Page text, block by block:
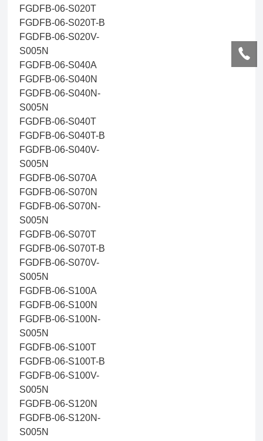
FGDFB-06-S020T
FGDFB-06-S020T-B
FGDFB-06-S020V-
S005N
FGDFB-06-S040A
FGDFB-06-S040N
FGDFB-06-S040N-
S005N
FGDFB-06-S040T
FGDFB-06-S040T-B
FGDFB-06-S040V-
S005N
FGDFB-06-S070A
FGDFB-06-S070N
FGDFB-06-S070N-
S005N
FGDFB-06-S070T
FGDFB-06-S070T-B
FGDFB-06-S070V-
S005N
FGDFB-06-S100A
FGDFB-06-S100N
FGDFB-06-S100N-
S005N
FGDFB-06-S100T
FGDFB-06-S100T-B
FGDFB-06-S100V-
S005N
FGDFB-06-S120N
FGDFB-06-S120N-
S005N